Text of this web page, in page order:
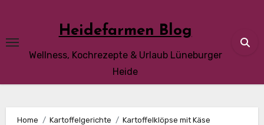
content
Heidefarmen Blog
Wellness, Kochrezepte & Urlaub Lüneburger
Heide
Home Kartoffelgerichte Kartoffelklöpse mit Käse